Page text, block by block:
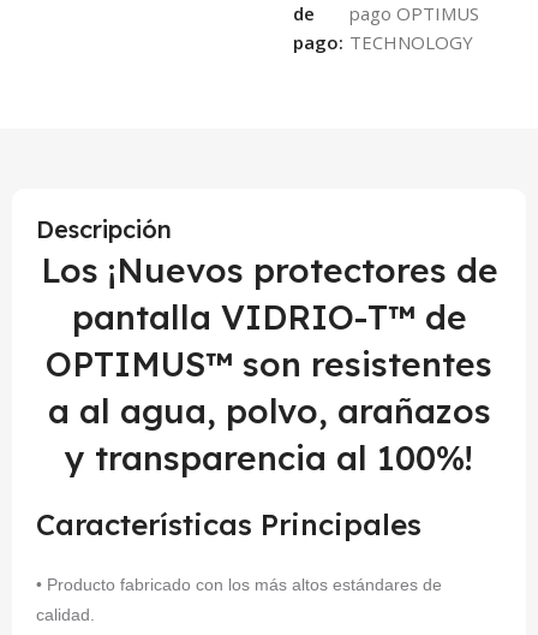
de
pago:
Descripción
Los ¡Nuevos protectores de
pantalla VIDRIO-T™ de
OPTIMUS™ son resistentes
a al agua, polvo, arañazos
y transparencia al 100%!
Características Principales
• Producto fabricado con los más altos estándares de
calidad.